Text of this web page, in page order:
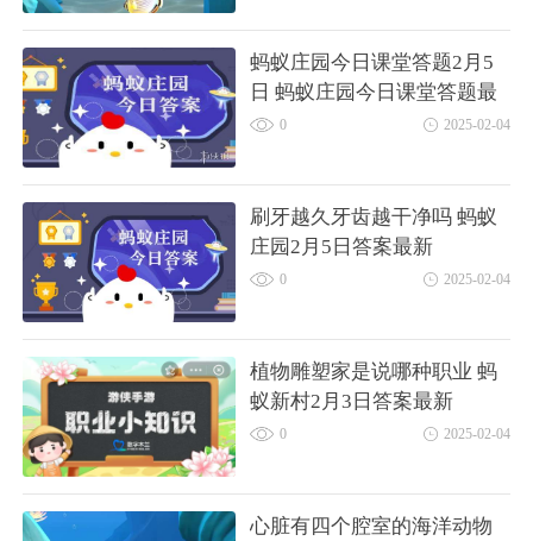
蚂蚁庄园今日课堂答题2月5
日 蚂蚁庄园今日课堂答题最
新答案
0 2025-02-04
刷牙越久牙齿越干净吗 蚂蚁
庄园2月5日答案最新
0 2025-02-04
植物雕塑家是说哪种职业 蚂
蚁新村2月3日答案最新
0 2025-02-04
心脏有四个腔室的海洋动物